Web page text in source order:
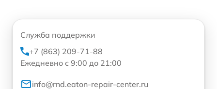
Служба поддержки
+7 (863) 209-71-88
Ежедневно с 9:00 до 21:00
info@rnd.eaton-repair-center.ru